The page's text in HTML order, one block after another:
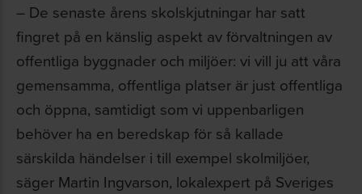
– De senaste årens skolskjutningar har satt
fingret på en känslig aspekt av förvaltningen av
offentliga byggnader och miljöer: vi vill ju att våra
gemensamma, offentliga platser är just offentliga
och öppna, samtidigt som vi uppenbarligen
behöver ha en beredskap för så kallade
särskilda händelser i till exempel skolmiljöer,
säger Martin Ingvarson, lokalexpert på Sveriges